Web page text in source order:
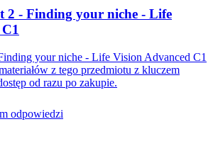
2 - Finding your niche - Life
your niche - Life Vision Advanced C1
z tego przedmiotu z kluczem
od razu po zakupie.
odpowiedzi